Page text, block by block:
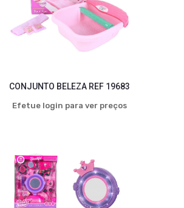
CONJUNTO BELEZA REF 19683
Efetue login para ver preços